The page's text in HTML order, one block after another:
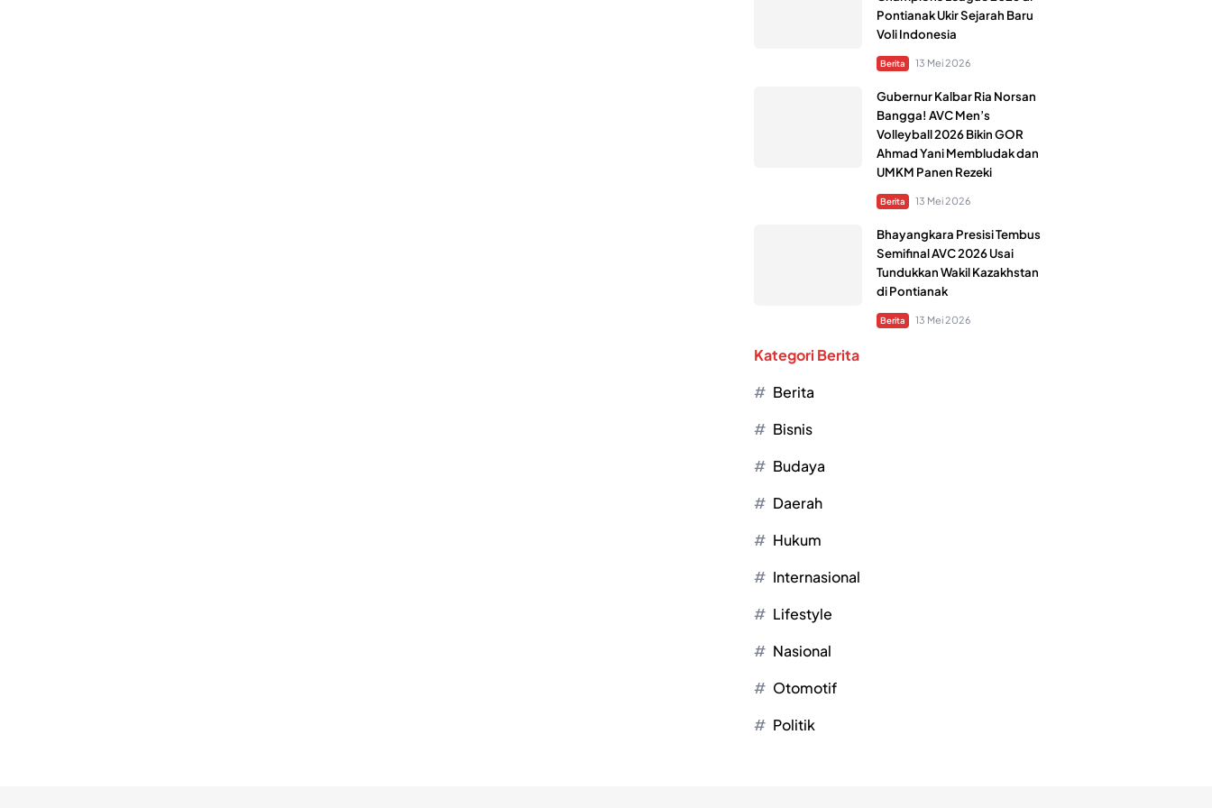
Pontianak Ukir Sejarah Baru
Voli Indonesia
Berita 13 Mei 2026
Gubernur Kalbar Ria Norsan
Bangga! AVC Men’s
Volleyball 2026 Bikin GOR
Ahmad Yani Membludak dan
UMKM Panen Rezeki
Berita 13 Mei 2026
Bhayangkara Presisi Tembus
Semifinal AVC 2026 Usai
Tundukkan Wakil Kazakhstan
di Pontianak
Berita 13 Mei 2026
Kategori Berita
Berita
Bisnis
Budaya
Daerah
Hukum
Internasional
Lifestyle
Nasional
Otomotif
Politik